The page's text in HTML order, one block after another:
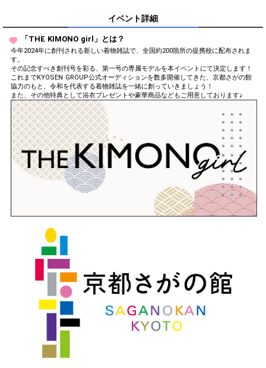
Close
イベント詳細
「THE KIMONO girl」とは？
今年2024年に創刊される新しい着物雑誌で、全国約200箇所の提携校に配布されま
す。
その記念すべき創刊号を彩る、第一号の専属モデルを本イベントにて決定します！
これまでKYOSEN GROUP公式オーディションを数多開催してきた、京都さがの館
協力のもと、令和を代表する着物雑誌を一緒に創っていきましょう！
また、その他特典として浴衣プレゼントや豪華商品などもご用意しております♪